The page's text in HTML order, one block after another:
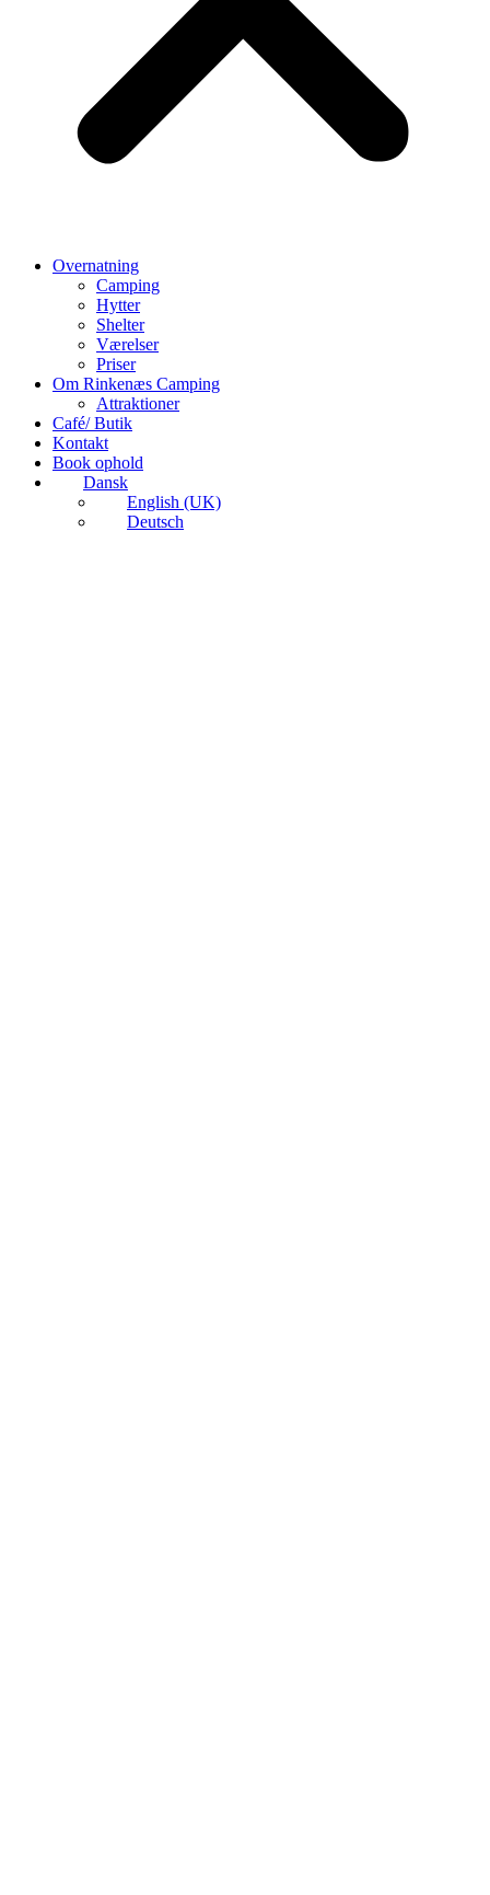
Overnatning
Camping
Hytter
Shelter
Værelser
Priser
Om Rinkenæs Camping
Attraktioner
Café/ Butik
Kontakt
Book ophold
Dansk
English (UK)
Deutsch